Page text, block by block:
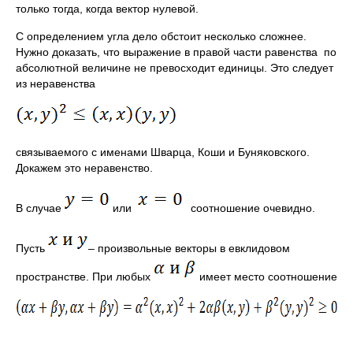
только тогда, когда вектор нулевой.
С определением угла дело обстоит несколько слож­нее.
Нужно доказать, что выражение в правой части равенства по
абсолютной величине не прево­сходит единицы. Это следует
из неравенства
связываемого с именами Шварца, Коши и Буняковского.
Докажем это неравенство.
В случае или соотношение очевидно.
Пусть – произвольные векторы в евклидовом
пространстве. При любых имеет место соотно­шение